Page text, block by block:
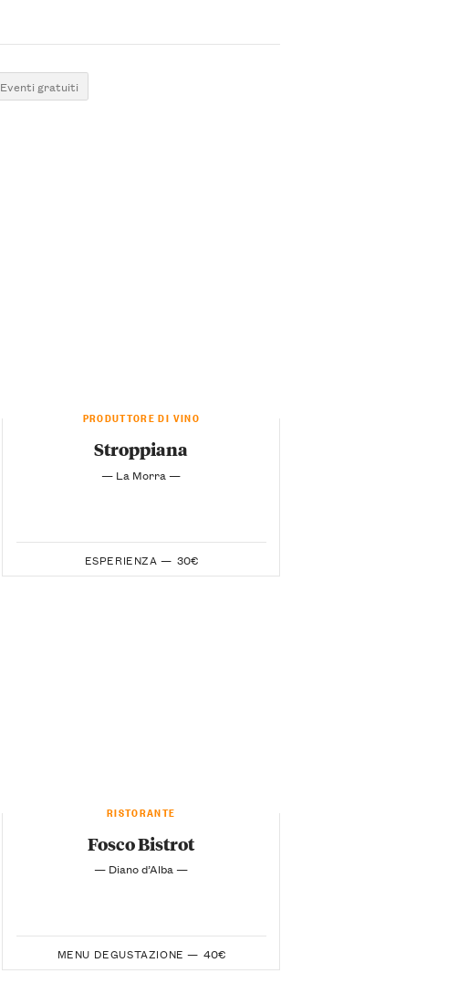
Eventi gratuiti
PRODUTTORE DI VINO
Stroppiana
— La Morra —
ESPERIENZA — 30€
RISTORANTE
Fosco Bistrot
— Diano d’Alba —
MENU DEGUSTAZIONE — 40€